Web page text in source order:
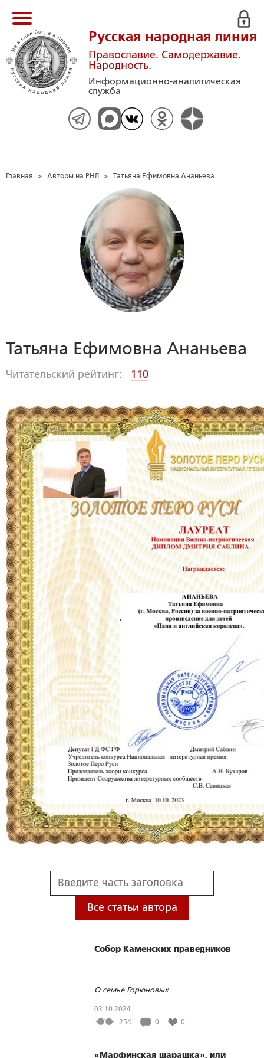
Русская народная линия
Православие. Самодержавие.
Народность.
Информационно-аналитическая
служба
Главная > Авторы на РНЛ > Татьяна Ефимовна Ананьева
Татьяна Ефимовна Ананьева
Читательский рейтинг: 110
Все статьи автора
Собор Каменских праведников
О семье Горюновых
03.10.2024
254
0 0
«Марфинская шарашка», или